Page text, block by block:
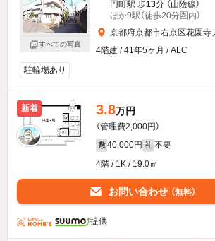
すべての写真
円町駅 歩13分 （山陰線）
ほか9駅（徒歩20分圏内）
京都府京都市右京区花園寺
4階建 / 41年5ヶ月 / ALC
駐輪場あり
新着 3.8万円
（管理費2,000円）
敷 40,000円 礼 不要
4階 / 1K / 19.0㎡
お問い合わせ （無料）
提供